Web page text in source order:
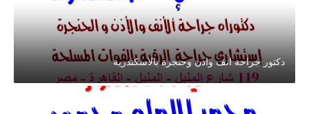
دكتور جراحة انف واذن وحنجرة بالاسكندرية